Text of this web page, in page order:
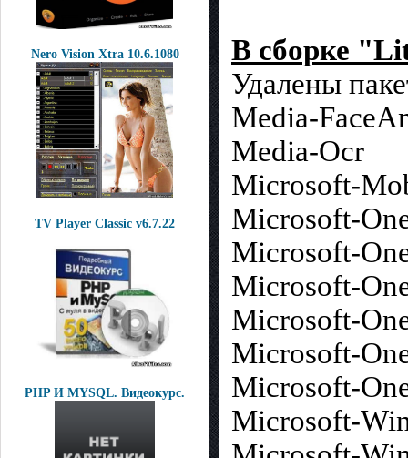
Nero Vision Xtra 10.6.1080
TV Player Classic v6.7.22
PHP И MYSQL. Видеокурс.
В сборке
Удалены
Media-
Media-Ocr
Microsoft-
Microsoft-
Microsoft-
Microsoft-
Microsoft-
Microsoft-
Microsoft-
Microsoft-